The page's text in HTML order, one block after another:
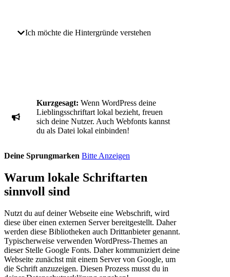
Ich möchte die Hintergründe verstehen
Kurzgesagt: Wenn WordPress deine
Lieblingsschriftart lokal bezieht, freuen
sich deine Nutzer. Auch Webfonts kannst
du als Datei lokal einbinden!
Deine Sprungmarken Bitte Anzeigen
Warum lokale Schriftarten
sinnvoll sind
Nutzt du auf deiner Webseite eine Webschrift, wird
diese über einen externen Server bereitgestellt. Daher
werden diese Bibliotheken auch Drittanbieter genannt.
Typischerweise verwenden WordPress-Themes an
dieser Stelle Google Fonts. Daher kommuniziert deine
Webseite zunächst mit einem Server von Google, um
die Schrift anzuzeigen. Diesen Prozess musst du in